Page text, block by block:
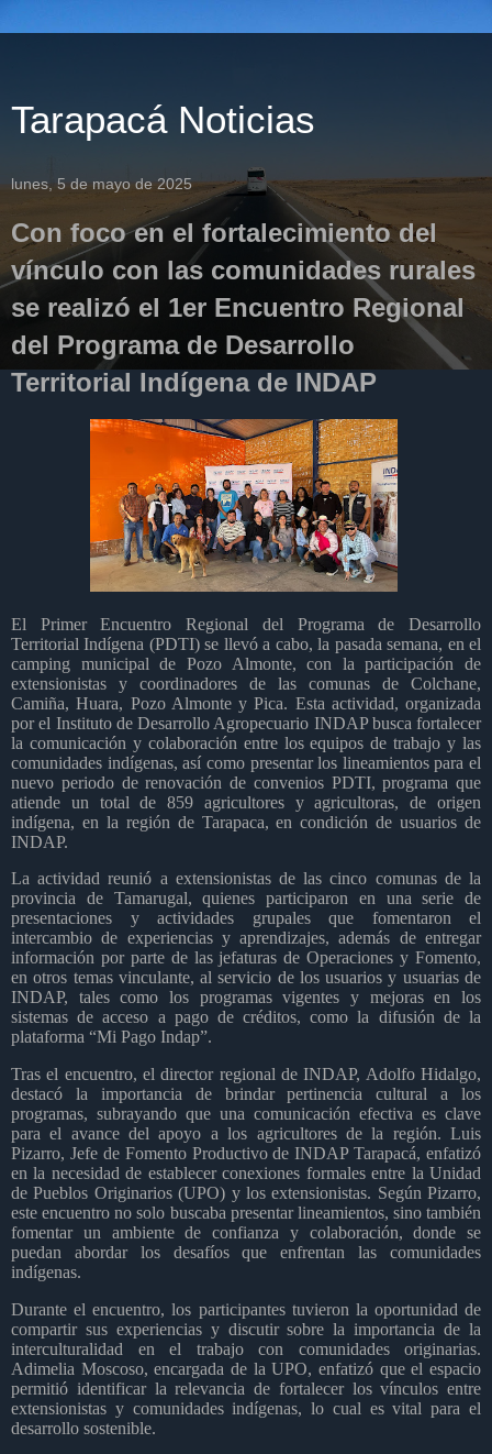
Tarapacá Noticias
lunes, 5 de mayo de 2025
Con foco en el fortalecimiento del
vínculo con las comunidades rurales
se realizó el 1er Encuentro Regional
del Programa de Desarrollo
Territorial Indígena de INDAP
El Primer Encuentro Regional del Programa de Desarrollo
Territorial Indígena (PDTI) se llevó a cabo, la pasada semana, en el
camping municipal de Pozo Almonte, con la participación de
extensionistas y coordinadores de las comunas de Colchane,
Camiña, Huara, Pozo Almonte y Pica. Esta actividad, organizada
por el Instituto de Desarrollo Agropecuario INDAP busca fortalecer
la comunicación y colaboración entre los equipos de trabajo y las
comunidades indígenas, así como presentar los lineamientos para el
nuevo periodo de renovación de convenios PDTI, programa que
atiende un total de 859 agricultores y agricultoras, de origen
indígena, en la región de Tarapaca, en condición de usuarios de
INDAP.
La actividad reunió a extensionistas de las cinco comunas de la
provincia de Tamarugal, quienes participaron en una serie de
presentaciones y actividades grupales que fomentaron el
intercambio de experiencias y aprendizajes, además de entregar
información por parte de las jefaturas de Operaciones y Fomento,
en otros temas vinculante, al servicio de los usuarios y usuarias de
INDAP, tales como los programas vigentes y mejoras en los
sistemas de acceso a pago de créditos, como la difusión de la
plataforma “Mi Pago Indap”.
Tras el encuentro, el director regional de INDAP, Adolfo Hidalgo,
destacó la importancia de brindar pertinencia cultural a los
programas, subrayando que una comunicación efectiva es clave
para el avance del apoyo a los agricultores de la región. Luis
Pizarro, Jefe de Fomento Productivo de INDAP Tarapacá, enfatizó
en la necesidad de establecer conexiones formales entre la Unidad
de Pueblos Originarios (UPO) y los extensionistas. Según Pizarro,
este encuentro no solo buscaba presentar lineamientos, sino también
fomentar un ambiente de confianza y colaboración, donde se
puedan abordar los desafíos que enfrentan las comunidades
indígenas.
Durante el encuentro, los participantes tuvieron la oportunidad de
compartir sus experiencias y discutir sobre la importancia de la
interculturalidad en el trabajo con comunidades originarias.
Adimelia Moscoso, encargada de la UPO, enfatizó que el espacio
permitió identificar la relevancia de fortalecer los vínculos entre
extensionistas y comunidades indígenas, lo cual es vital para el
desarrollo sostenible.